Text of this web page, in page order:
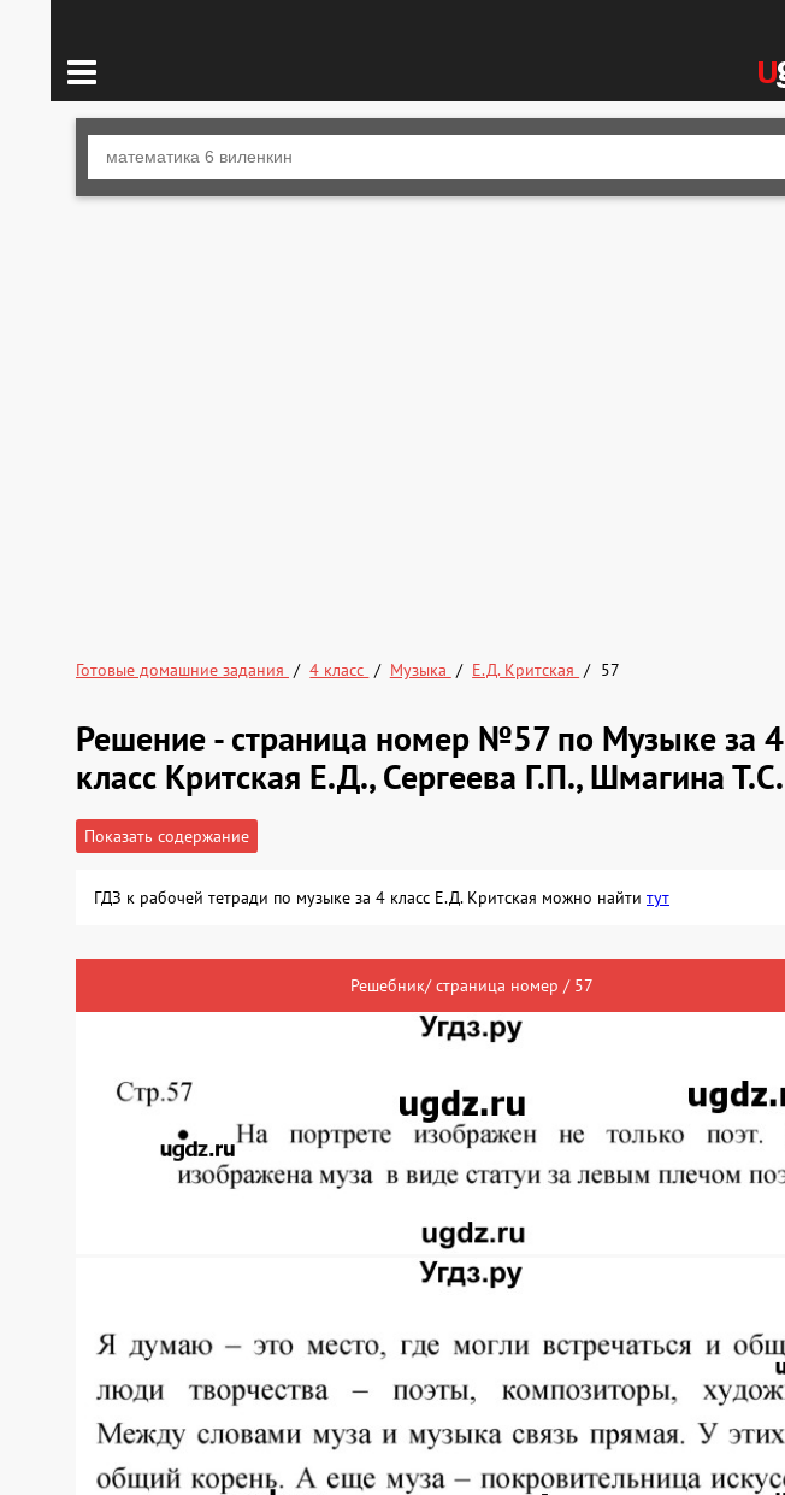
Готовые домашние задания 4 класс Музыка Е.Д. Критская 57
Решение - страница номер №57 по Музыке за 4
класс Критская Е.Д., Сергеева Г.П., Шмагина Т.С.
Показать содержание
ГДЗ к рабочей тетради по музыке за 4 класс Е.Д. Критская можно найти тут
Решебник/ страница номер / 57